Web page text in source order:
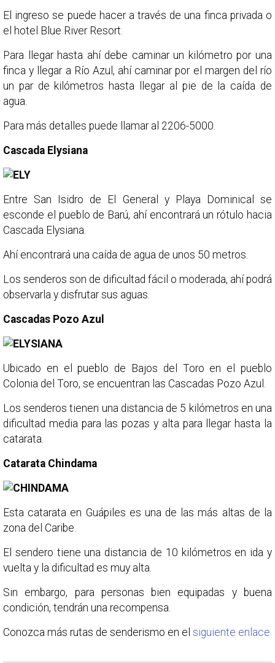
El ingreso se puede hacer a través de una finca privada o
el hotel Blue River Resort.
Para llegar hasta ahí debe caminar un kilómetro por una
finca y llegar a Río Azul, ahí caminar por el margen del río
un par de kilómetros hasta llegar al pie de la caída de
agua.
Para más detalles puede llamar al 2206-5000.
Cascada Elysiana
Entre San Isidro de El General y Playa Dominical se
esconde el pueblo de Barú, ahí encontrará un rótulo hacia
Cascada Elysiana.
Ahí encontrará una caída de agua de unos 50 metros.
Los senderos son de dificultad fácil o moderada, ahí podrá
observarla y disfrutar sus aguas.
Cascadas Pozo Azul
Ubicado en el pueblo de Bajos del Toro en el pueblo
Colonia del Toro, se encuentran las Cascadas Pozo Azul.
Los senderos tienen una distancia de 5 kilómetros en una
dificultad media para las pozas y alta para llegar hasta la
catarata.
Catarata Chindama
Esta catarata en Guápiles es una de las más altas de la
zona del Caribe.
El sendero tiene una distancia de 10 kilómetros en ida y
vuelta y la dificultad es muy alta.
Sin embargo, para personas bien equipadas y buena
condición, tendrán una recompensa.
Conozca más rutas de senderismo en el siguiente enlace.